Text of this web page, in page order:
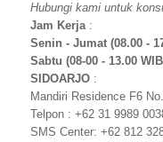
Hubungi kami untuk
Jam Kerja:
Senin - Jumat (08.00 -
Sabtu (08-00 - 13.00
SIDOARJO :
Mandiri Residence F6
Telpon : +62 31 9989
SMS Center: +62 812